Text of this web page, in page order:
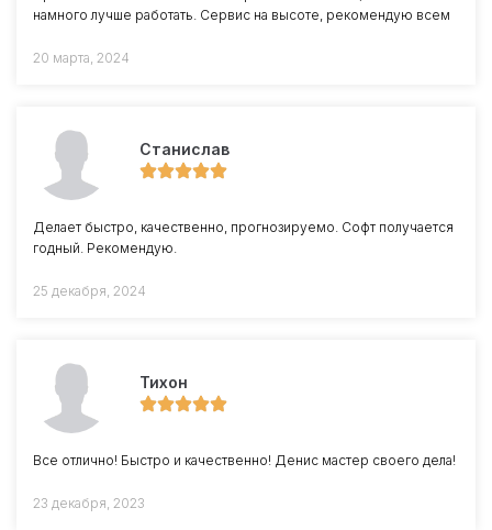
намного лучше работать. Сервис на высоте, рекомендую всем
20 марта, 2024
Станислав
Делает быстро, качественно, прогнозируемо. Софт получается
годный. Рекомендую.
25 декабря, 2024
Тихон
Все отлично! Быстро и качественно! Денис мастер своего дела!
23 декабря, 2023